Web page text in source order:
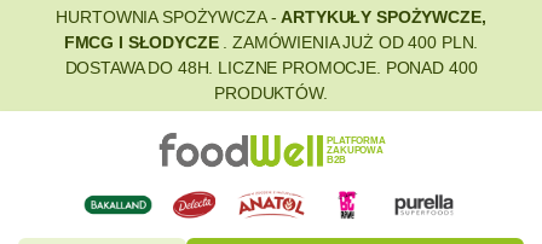
HURTOWNIA SPOŻYWCZA -ARTYKUŁY SPOŻYWCZE,
FMCG I SŁODYCZE
. ZAMÓWIENIA JUŻ OD 400 PLN.
DOSTAWA DO 48H. LICZNE PROMOCJE. PONAD 400
PRODUKTÓW.
PLATFORMA
ZAKUPOWA
B2B